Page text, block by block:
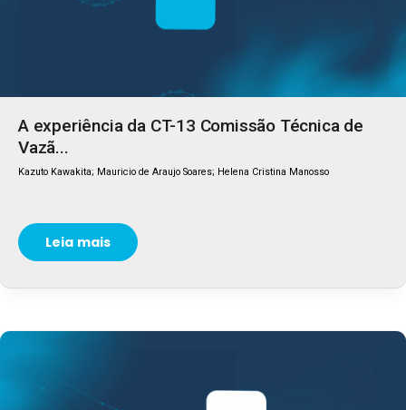
A experiência da CT-13 Comissão Técnica de
Vazã...
Kazuto Kawakita; Mauricio de Araujo Soares; Helena Cristina Manosso
Leia mais